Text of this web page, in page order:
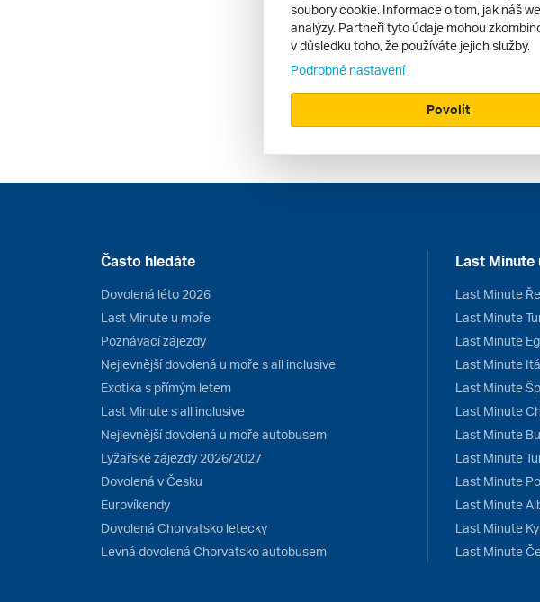
Často hledáte
Dovolená léto 2026
Last Minute u moře
Poznávací zájezdy
Nejlevnější dovolená u moře s all inclusive
Exotika s přímým letem
Last Minute s all inclusive
Nejlevnější dovolená u moře autobusem
Lyžařské zájezdy 2026/2027
Dovolená v Česku
Eurovíkendy
Dovolená Chorvatsko letecky
Levná dovolená Chorvatsko autobusem
Last Minute
Last Minute
Last Minute
Last Minute
Last Minute
Last Minute
Last Minute
Last Minute
Last Minute
Last Minute
Last Minute
Last Minute
Last Minute
soubory cookie. Informace o tom, jak náš
analýzy. Partneři tyto údaje mohou
v důsledku toho, že používáte jejich služby.
Podrobné nastavení
Povolit